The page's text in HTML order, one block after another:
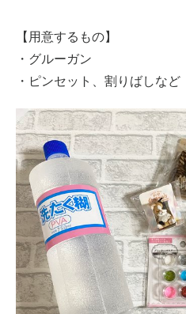
【用意するもの】
・グルーガン
・ピンセット、割りばしなど